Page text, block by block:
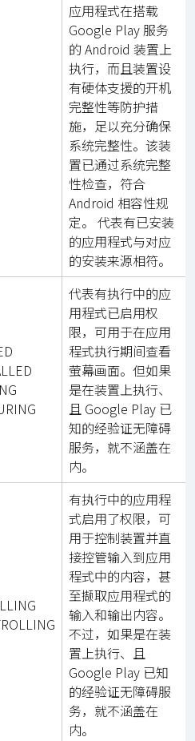
应用程式在搭载
Google Play 服务
的 Android 装置上
执行，而且装置设
有硬体支援的开机
完整性等防护措
施，足以充分确保
系统完整性。该装
置已通过系统完整
性检查，符合
Android 相容性规
定。 代表有已安装
的应用程式与对应
的安装来源相符。
代表有执行中的应
用程式已启用权
限，可用于在应用
程式执行期间查看
萤幕画面。但如果
是在装置上执行、
且 Google Play 已
知的经验证无障碍
服务，就不涵盖在
内。
有执行中的应用程
式启用了权限，可
用于控制装置并直
接控管输入到应用
程式中的内容，甚
至撷取应用程式的
输入和输出内容。
不过，如果是在装
置上执行、且
Google Play 已知
的经验证无障碍服
务，就不涵盖在
内。